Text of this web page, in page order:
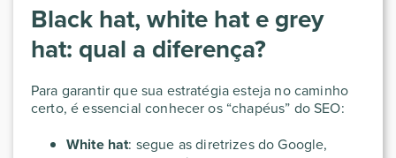
Black hat, white hat e grey
hat: qual a diferença?
Para garantir que sua estratégia esteja no caminho
certo, é essencial conhecer os “chapéus” do SEO:
White hat: segue as diretrizes do Google,